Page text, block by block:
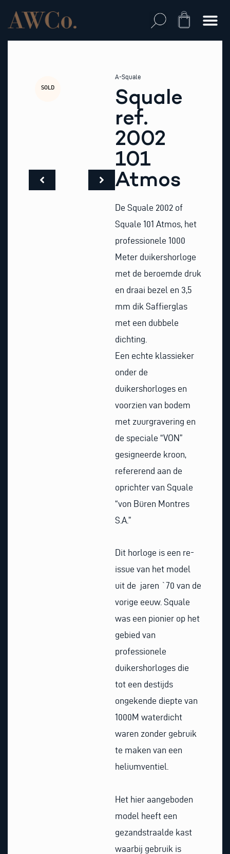
content
Cart
SOLD
A-Squale
Squale
ref.
2002
101
Atmos
De Squale 2002 of
Squale 101 Atmos, het
professionele 1000
Meter duikershorloge
met de beroemde druk
en draai bezel en 3,5
mm dik Saffierglas
met een dubbele
dichting.
Een echte klassieker
onder de
duikershorloges en
voorzien van bodem
met zuurgravering en
de speciale “VON”
gesigneerde kroon,
refererend aan de
oprichter van Squale
“von Büren Montres
S.A.”
Dit horloge is een re-
issue van het model
uit de jaren `70 van de
vorige eeuw. Squale
was een pionier op het
gebied van
professionele
duikershorloges die
tot een destijds
ongekende diepte van
1000M waterdicht
waren zonder gebruik
te maken van een
heliumventiel.
Het hier aangeboden
model heeft een
gezandstraalde kast
waarbij gebruik is